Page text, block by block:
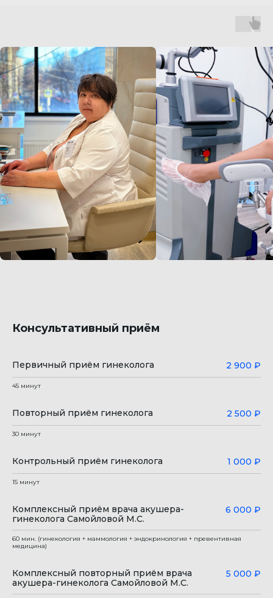
Консультативный приём
Первичный приём гинеколога 2 900 ₽
45 минут
Повторный приём гинеколога 2 500 ₽
30 минут
Контрольный приём гинеколога 1 000 ₽
15 минут
Комплексный приём врача акушера-
гинеколога Самойловой М.С.
6 000 ₽
60 мин. (гинекология + маммология + эндокринология + превентивная
медицина)
Комплексный повторный приём врача
акушера-гинеколога Самойловой М.С.
5 000 ₽